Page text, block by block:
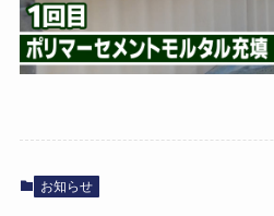
お知らせ